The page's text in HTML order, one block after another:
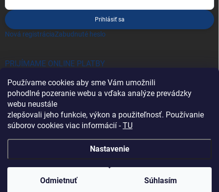
Používame cookies aby sme Vám umožnili
pohodlné pozeranie webu a vďaka analýze prevádzky
webu neustále
zlepšovali jeho funkcie, výkon a použiteľnosť. Používanie
súborov cookies viac informácií -TU
Nastavenie
Odmietnuť Súhlasím
Prihlásiť sa
Nová registráciaZabudnuté heslo
PRIJÍMAME ONLINE PLATBY
Heureka.sk
Copyright 2026 Battery Import SK . Všetky práva vyhradené.